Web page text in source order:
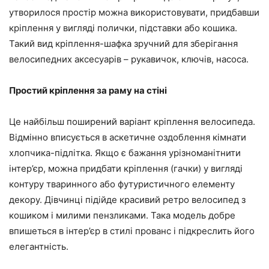
утворилося простір можна використовувати, придбавши
кріплення у вигляді полички, підставки або кошика.
Такий вид кріплення-шафка зручний для зберігання
велосипедних аксесуарів – рукавичок, ключів, насоса.
Простий кріплення за раму на стіні
Це найбільш поширений варіант кріплення велосипеда.
Відмінно вписується в аскетичне оздоблення кімнати
хлопчика-підлітка. Якщо є бажання урізноманітнити
інтер’єр, можна придбати кріплення (гачки) у вигляді
контуру тваринного або футуристичного елементу
декору. Дівчинці підійде красивий ретро велосипед з
кошиком і милими пензликами. Така модель добре
впишеться в інтер’єр в стилі прованс і підкреслить його
елегантність.